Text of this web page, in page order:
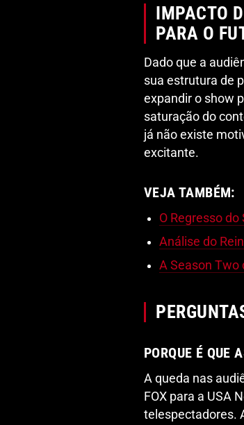
IMPACTO
PARA O
Dado que a
sua estrutura de
expandir o show
saturação do
já não existe
excitante.
VEJA TAMBÉM:
O Regresso
Análise do
A Season Two
PORQUE É QUE
A queda nas
FOX para a USA
telespectadores.